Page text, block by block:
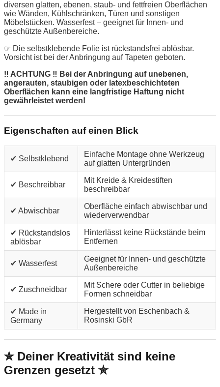
diversen glatten, ebenen, staub- und fettfreien Oberflächen
wie Wänden, Kühlschränken, Türen und sonstigen
Möbelstücken. Wasserfest – geeignet für Innen- und
geschützte Außenbereiche.
☞ Die selbstklebende Folie ist rückstandsfrei ablösbar.
Vorsicht ist bei der Anbringung auf Tapeten geboten.
‼ ACHTUNG ‼ Bei der Anbringung auf unebenen,
angerauten, staubigen oder latexbeschichteten
Oberflächen kann eine langfristige Haftung nicht
gewährleistet werden!
Eigenschaften auf einen Blick
✔ Selbstklebend
Einfache Montage ohne Werkzeug
auf glatten Untergründen
✔ Beschreibbar
Mit Kreide & Kreidestiften
beschreibbar
✔ Abwischbar
Oberfläche einfach abwischbar und
wiederverwendbar
✔ Rückstandslos
ablösbar
Hinterlässt keine Rückstände beim
Entfernen
✔ Wasserfest
Geeignet für Innen- und geschützte
Außenbereiche
✔ Zuschneidbar
Mit Schere oder Cutter in beliebige
Formen schneidbar
✔ Made in
Germany
Hergestellt von Eschenbach &
Rosinski GbR
✮ Deiner Kreativität sind keine
Grenzen gesetzt ✮